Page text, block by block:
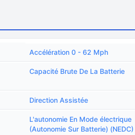
Accélération 0 - 62 Mph
Capacité Brute De La Batterie
Direction Assistée
L'autonomie En Mode électrique
(Autonomie Sur Batterie) (NEDC)